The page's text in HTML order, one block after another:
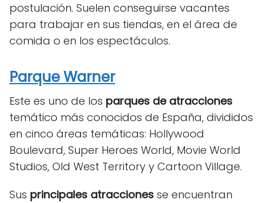
postulación. Suelen conseguirse vacantes
para trabajar en sus tiendas, en el área de
comida o en los espectáculos.
Parque Warner
Este es uno de los parques de atracciones
temático más conocidos de España, divididos
en cinco áreas temáticas: Hollywood
Boulevard, Super Heroes World, Movie World
Studios, Old West Territory y Cartoon Village.
Sus principales atracciones se encuentran